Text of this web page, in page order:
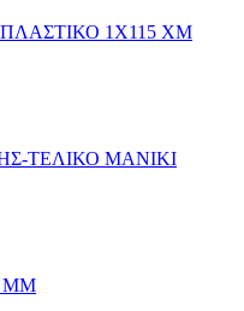
1Χ115 ΧΜ
ΤΕΛΙΚΟ ΜΑΝΙΚΙ
ΜΜ